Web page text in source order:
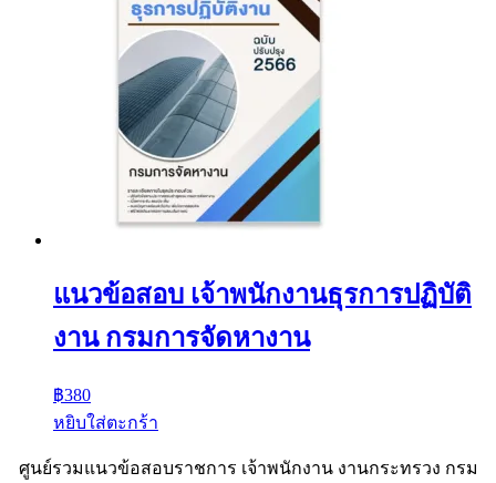
แนวข้อสอบ เจ้าพนักงานธุรการปฏิบัติ
งาน กรมการจัดหางาน
฿380
หยิบใส่ตะกร้า
ศูนย์รวมแนวข้อสอบราชการ เจ้าพนักงาน งานกระทรวง กรม